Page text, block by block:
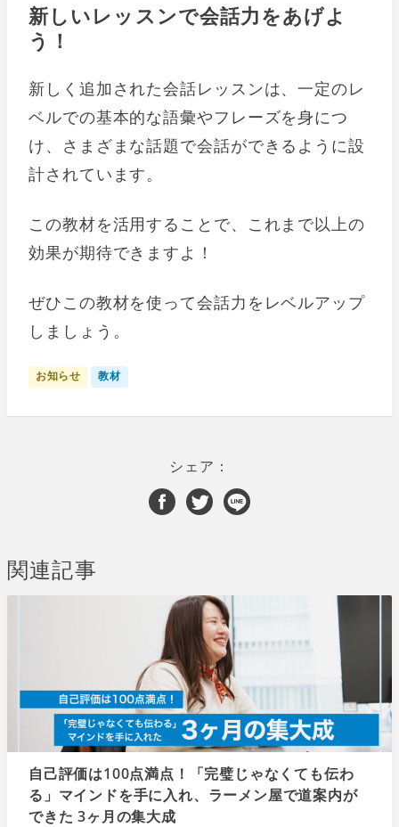
新しいレッスンで会話力をあげよ
う！
新しく追加された会話レッスンは、一定のレ
ベルでの基本的な語彙やフレーズを身につ
け、さまざまな話題で会話ができるように設
計されています。
この教材を活用することで、これまで以上の
効果が期待できますよ！
ぜひこの教材を使って会話力をレベルアップ
しましょう。
お知らせ 教材
シェア：
関連記事
自己評価は100点満点！「完璧じゃなくても伝わ
る」マインドを手に入れ、ラーメン屋で道案内が
できた 3ヶ月の集大成